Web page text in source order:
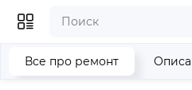
Все про ремонт